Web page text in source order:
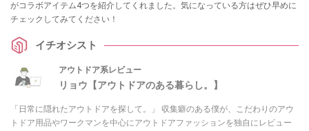
がコラボアイテム4つを紹介してくれました。気になっている方はぜひ早めに
チェックしてみてください！
イチオシスト
アウトドア系レビュー
リョウ【アウトドアのある暮らし。】
「日常に隠れたアウトドアを探して。」 収集癖のある僕が、こだわりのアウ
トドア用品やワークマンを中心にアウトドアファッションを独自にレビュー